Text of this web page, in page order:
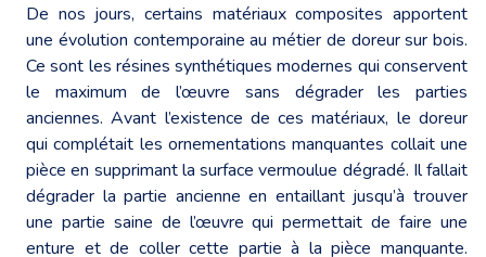
De nos jours, certains matériaux composites apportent
une évolution contemporaine au métier de doreur sur bois.
Ce sont les résines synthétiques modernes qui conservent
le maximum de l’œuvre sans dégrader les parties
anciennes. Avant l’existence de ces matériaux, le doreur
qui complétait les ornementations manquantes collait une
pièce en supprimant la surface vermoulue dégradé. Il fallait
dégrader la partie ancienne en entaillant jusqu’à trouver
une partie saine de l’œuvre qui permettait de faire une
enture et de coller cette partie à la pièce manquante.